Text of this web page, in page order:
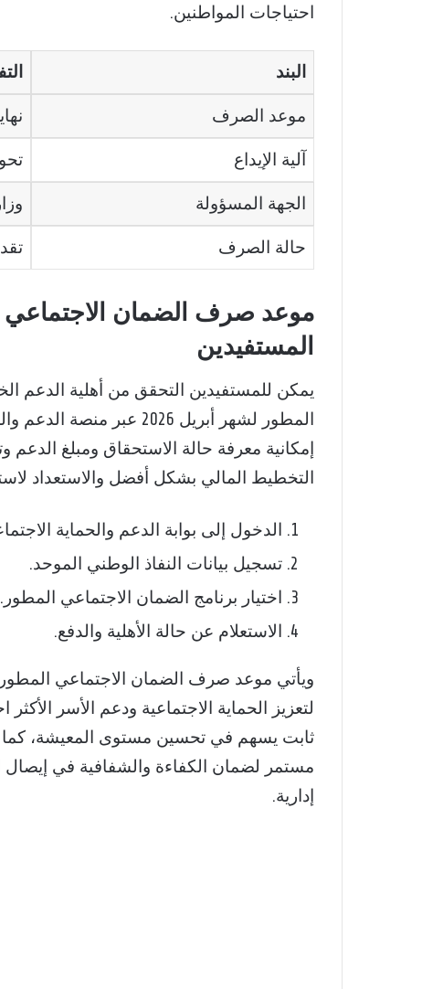
احتياجات المواطنين.
البند
موعد الصرف
آلية الإيداع
الجهة المسؤولة
حالة الصرف
المستفيدين
يمكن للمستفيدين التحقق من أهلية الدعم
المطور لشهر أبريل 2026
إمكانية معرفة حالة الاستحقاق ومبلغ الدعم
التخطيط المالي بشكل أفضل والاستعداد
الدخول إلى بوابة الدعم والحماية
تسجيل بيانات النفاذ الوطني الموحد.
اختيار برنامج الضمان الاجتماعي المطور.
الاستعلام عن حالة الأهلية والدفع.
لتعزيز الحماية الاجتماعية ودعم الأسر
ثابت يسهم في تحسين مستوى المعيشة،
مستمر لضمان الكفاءة والشفافية في
إدارية.